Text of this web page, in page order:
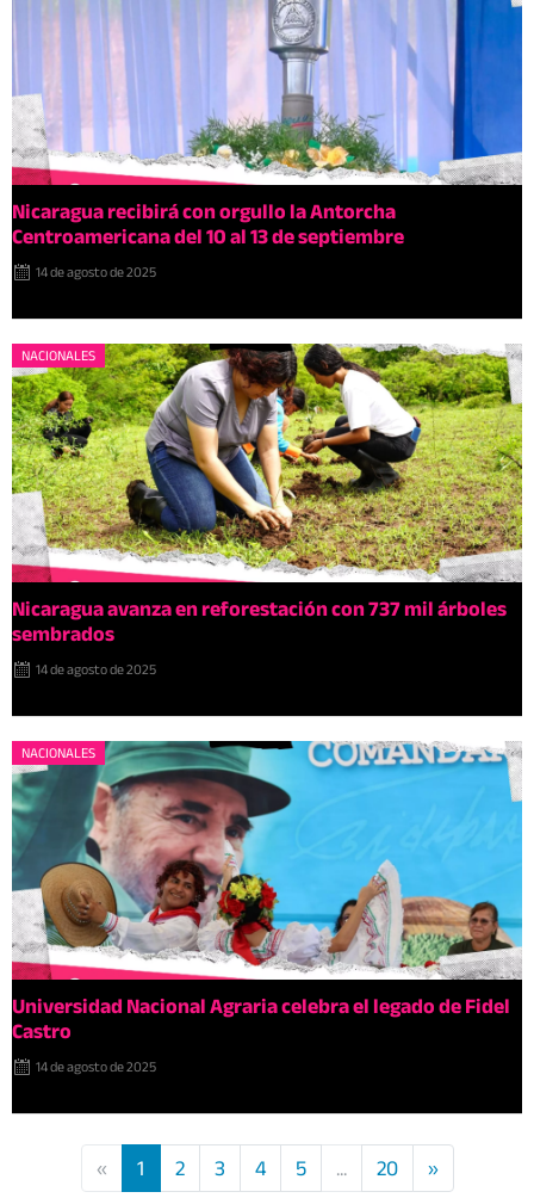
Nicaragua recibirá con orgullo la Antorcha
Centroamericana del 10 al 13 de septiembre
14 de agosto de 2025
NACIONALES
Nicaragua avanza en reforestación con 737 mil árboles
sembrados
14 de agosto de 2025
NACIONALES
Universidad Nacional Agraria celebra el legado de Fidel
Castro
14 de agosto de 2025
« 1 2 3 4 5 ... 20 »